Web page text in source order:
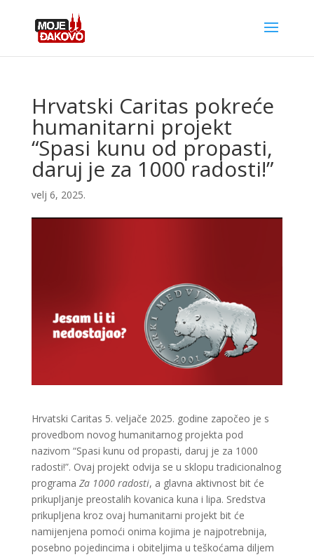
Hrvatski Caritas pokreće
humanitarni projekt
“Spasi kunu od propasti,
daruj je za 1000 radosti!”
velj 6, 2025.
Hrvatski Caritas 5. veljače 2025. godine započeo je s
provedbom novog humanitarnog projekta pod
nazivom “Spasi kunu od propasti, daruj je za 1000
radosti!”. Ovaj projekt odvija se u sklopu tradicionalnog
programa Za 1000 radosti, a glavna aktivnost bit će
prikupljanje preostalih kovanica kuna i lipa. Sredstva
prikupljena kroz ovaj humanitarni projekt bit će
namijenjena pomoći onima kojima je najpotrebnija,
posebno pojedincima i obiteljima u teškoćama diljem